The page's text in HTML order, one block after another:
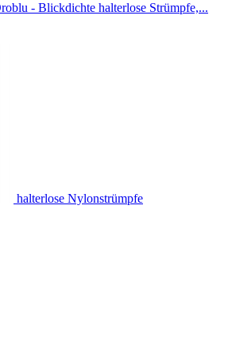
- Blickdichte halterlose Strümpfe,...
halterlose Nylonstrümpfe